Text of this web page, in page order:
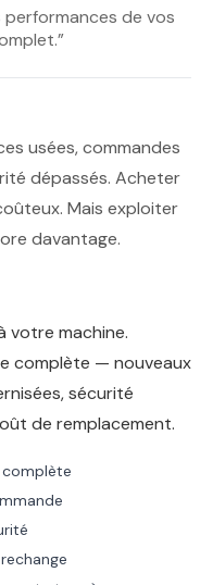
performances de vos
”
usées, commandes
dépassés. Acheter
Mais exploiter
davantage.
votre machine.
complète — nouveaux
sécurité
de remplacement.
complète